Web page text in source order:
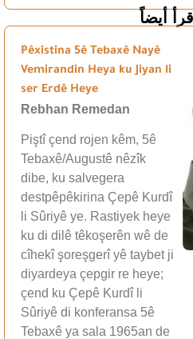
Pêxistina 5ê Tebaxê Nayê
Vemirandin Heya ku Jiyan li
ser Erdê Heye
Rebhan Remedan
Piştî çend rojen kêm, 5ê
Tebaxê/Augustê nêzîk
dibe, ku salvegera
destpêpêkirina Çepê Kurdî
li Sûriyê ye. Rastiyek heye
ku di dilê têkoşerên wê de
cîhekî şoreşgerî yê taybet ji
diyardeya çepgir re heye;
çend ku Çepê Kurdî li
Sûriyê di konferansa 5ê
Tebaxê ya sala 1965an de